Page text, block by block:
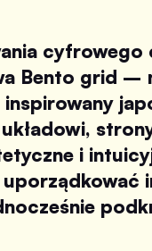
cyfrowego
Bento grid –
i